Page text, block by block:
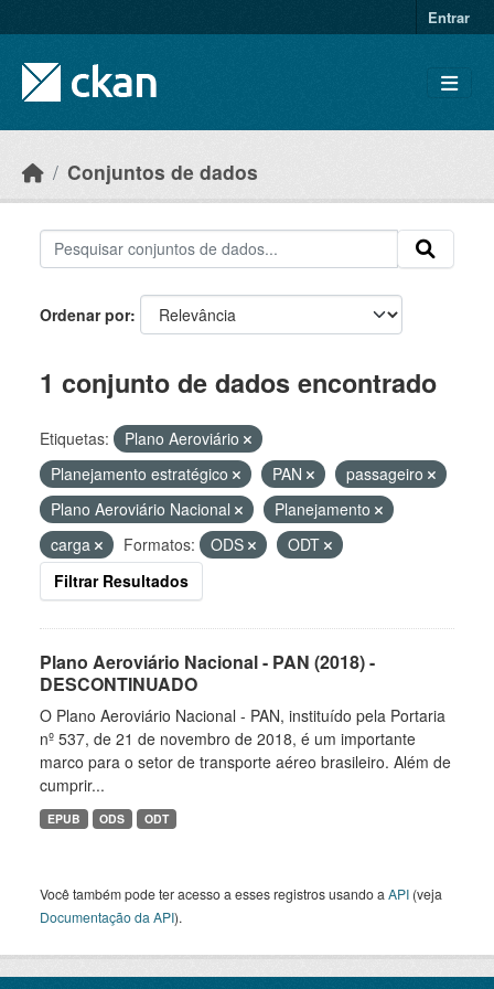
Entrar
Conjuntos de dados
Ordenar por
1 conjunto de dados encontrado
Etiquetas:
Plano Aeroviário
Planejamento estratégico
PAN
passageiro
Plano Aeroviário Nacional
Planejamento
carga
Formatos: ODS
ODT
Filtrar Resultados
Plano Aeroviário Nacional - PAN (2018) -
DESCONTINUADO
O Plano Aeroviário Nacional - PAN, instituído pela Portaria
nº 537, de 21 de novembro de 2018, é um importante
marco para o setor de transporte aéreo brasileiro. Além de
cumprir...
EPUB ODS ODT
Você também pode ter acesso a esses registros usando a API (veja
Documentação da API).